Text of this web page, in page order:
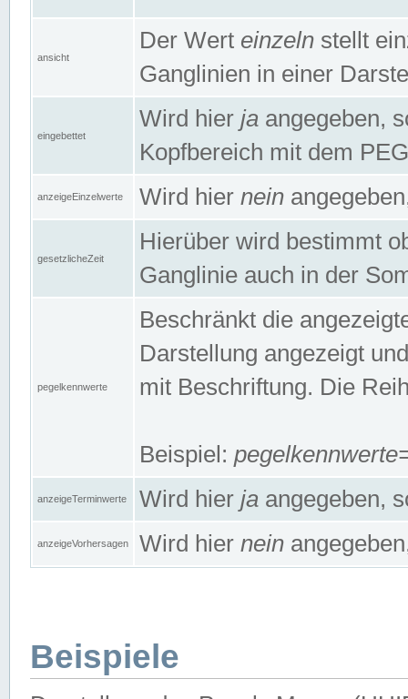
ansicht
Der Wert einzeln stellt
Ganglinien in einer
eingebettet
Wird hier ja angegeben,
Kopfbereich mit dem
anzeigeEinzelwerte Wird hier nein
gesetzlicheZeit
Hierüber wird bestimmt
Ganglinie auch in der
pegelkennwerte
Beschränkt die
Darstellung angezeigt
mit Beschriftung. Die
Beispiel:
anzeigeTerminwerte Wird hier ja angegeben,
anzeigeVorhersagen Wird hier nein
Beispiele